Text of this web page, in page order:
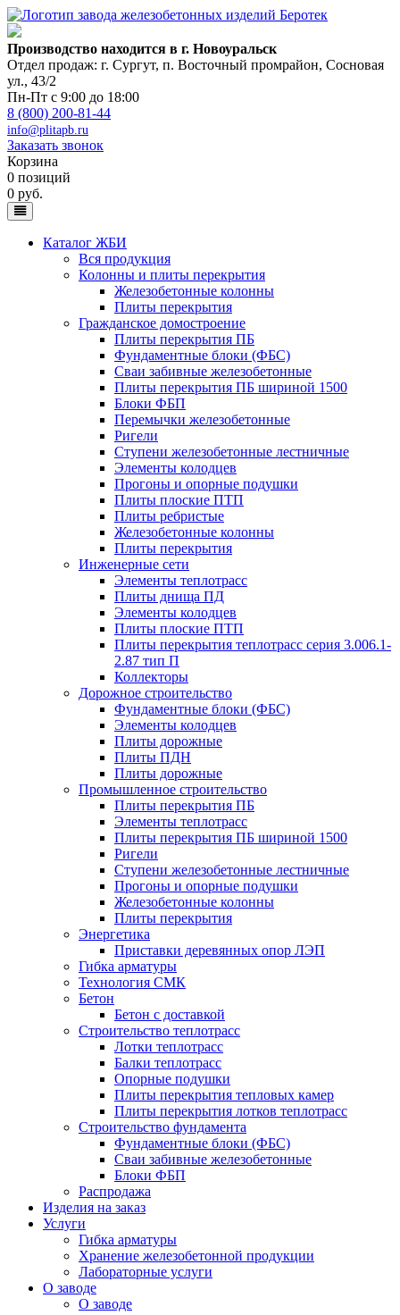
Производство находится в г. Новоуральск
Отдел продаж: г. Сургут, п. Восточный промрайон, Сосновая
ул., 43/2
Пн-Пт с 9:00 до 18:00
8 (800) 200-81-44
info@plitapb.ru
Заказать звонок
Корзина
0 позиций
0 руб.
Каталог ЖБИ
Вся продукция
Колонны и плиты перекрытия
Железобетонные колонны
Плиты перекрытия
Гражданское домостроение
Плиты перекрытия ПБ
Фундаментные блоки (ФБС)
Сваи забивные железобетонные
Плиты перекрытия ПБ шириной 1500
Блоки ФБП
Перемычки железобетонные
Ригели
Ступени железобетонные лестничные
Элементы колодцев
Прогоны и опорные подушки
Плиты плоские ПТП
Плиты ребристые
Железобетонные колонны
Плиты перекрытия
Инженерные сети
Элементы теплотрасс
Плиты днища ПД
Элементы колодцев
Плиты плоские ПТП
Плиты перекрытия теплотрасс серия 3.006.1-
2.87 тип П
Коллекторы
Дорожное строительство
Фундаментные блоки (ФБС)
Элементы колодцев
Плиты дорожные
Плиты ПДН
Плиты дорожные
Промышленное строительство
Плиты перекрытия ПБ
Элементы теплотрасс
Плиты перекрытия ПБ шириной 1500
Ригели
Ступени железобетонные лестничные
Прогоны и опорные подушки
Железобетонные колонны
Плиты перекрытия
Энергетика
Приставки деревянных опор ЛЭП
Гибка арматуры
Технология СМК
Бетон
Бетон с доставкой
Строительство теплотрасс
Лотки теплотрасс
Балки теплотрасс
Опорные подушки
Плиты перекрытия тепловых камер
Плиты перекрытия лотков теплотрасс
Строительство фундамента
Фундаментные блоки (ФБС)
Сваи забивные железобетонные
Блоки ФБП
Распродажа
Изделия на заказ
Услуги
Гибка арматуры
Хранение железобетонной продукции
Лабораторные услуги
О заводе
О заводе